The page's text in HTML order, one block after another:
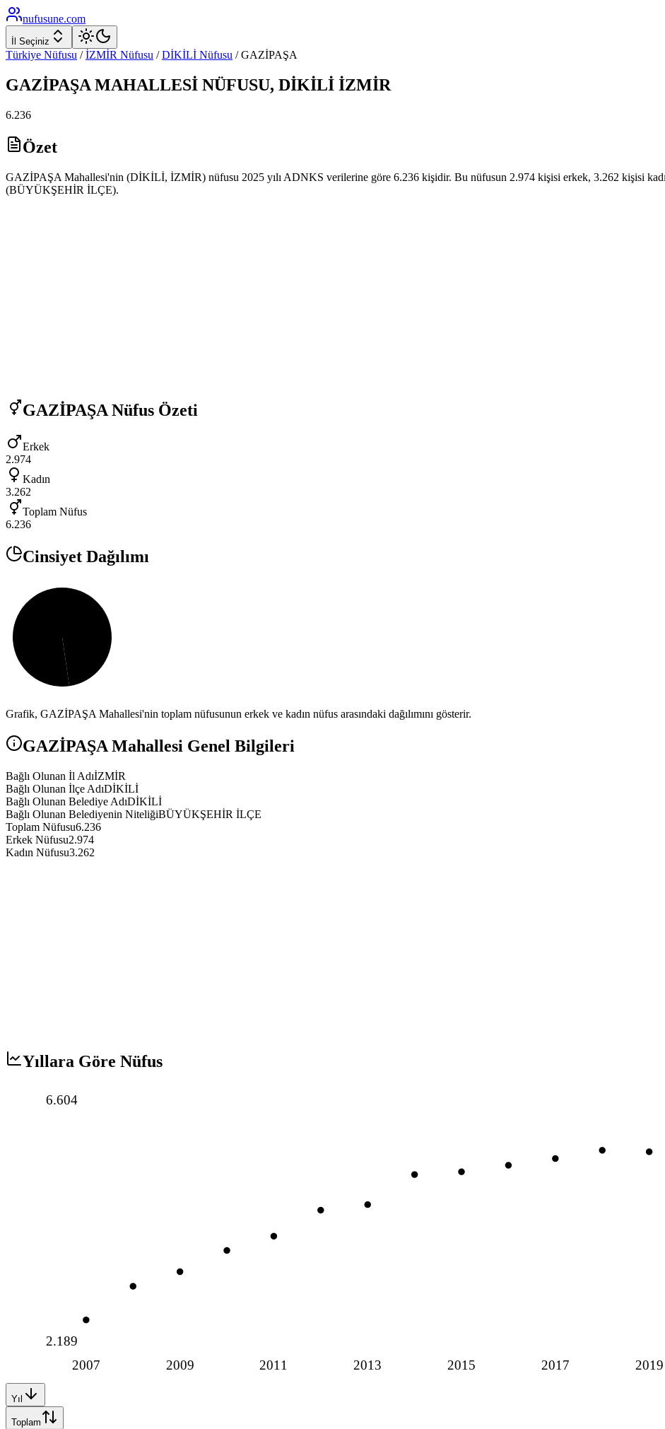
nufusune.com
İl Seçiniz
Türkiye Nüfusu / İZMİR Nüfusu / DİKİLİ Nüfusu /GAZİPAŞA
GAZİPAŞA MAHALLESİ NÜFUSU, DİKİLİ İZMİR
6.236
Özet
GAZİPAŞA Mahallesi'nin (DİKİLİ, İZMİR) nüfusu 2025 yılı ADNKS verilerine göre 6.236 kişidir. Bu nüfusun 2.974 kişisi erkek, 3.262 kişisi
(BÜYÜKŞEHİR İLÇE).
GAZİPAŞA Nüfus Özeti
Erkek
2.974
Kadın
3.262
Toplam Nüfus
6.236
Cinsiyet Dağılımı
Grafik, GAZİPAŞA Mahallesi'nin toplam nüfusunun erkek ve kadın nüfus arasındaki dağılımını gösterir.
GAZİPAŞA Mahallesi Genel Bilgileri
Bağlı Olunan İl AdıİZMİR
Bağlı Olunan İlçe AdıDİKİLİ
Bağlı Olunan Belediye AdıDİKİLİ
Bağlı Olunan Belediyenin NiteliğiBÜYÜKŞEHİR İLÇE
Toplam Nüfusu6.236
Erkek Nüfusu2.974
Kadın Nüfusu3.262
Yıllara Göre Nüfus
2007 2009 2011 2013 2015 2017 2019
6.604
2.189
Yıl
Toplam